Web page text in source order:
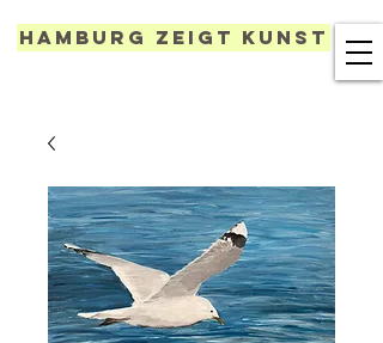
Hamburg zeigt Kunst